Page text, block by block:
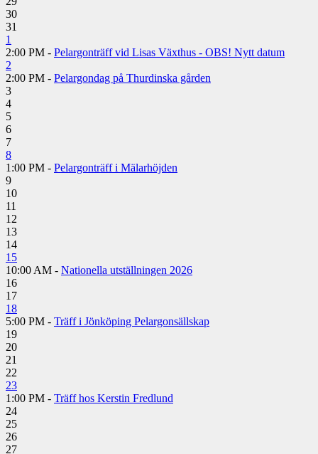
30
31
1
2:00 PM - Pelargonträff vid Lisas Växthus - OBS! Nytt datum
2
2:00 PM - Pelargondag på Thurdinska gården
3
4
5
6
7
8
1:00 PM - Pelargonträff i Mälarhöjden
9
10
11
12
13
14
15
10:00 AM - Nationella utställningen 2026
16
17
18
5:00 PM - Träff i Jönköping Pelargonsällskap
19
20
21
22
23
1:00 PM - Träff hos Kerstin Fredlund
24
25
26
27